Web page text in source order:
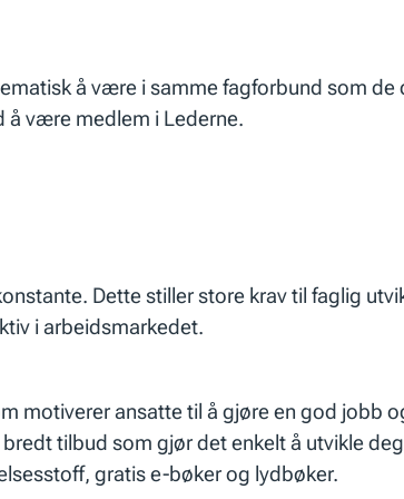
å være i samme fagforbund som de
å være medlem i Lederne.
Dette stiller store krav til faglig
i arbeidsmarkedet.
motiverer ansatte til å gjøre en god jobb
tilbud som gjør det enkelt å utvikle
gratis e-bøker og lydbøker.